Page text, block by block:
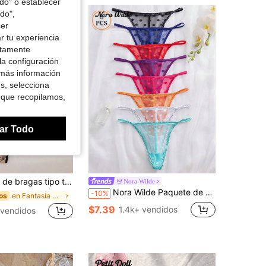
cómodas con borde de encaje en unicolor para mujer
en Fantasía moderna Tangas de mujer
Nora Wilde
-10% Nora Wilde Paquete de 8 piezas de bragas tipo tanga cómodas y elegantes en multicolor, lencería sexy para mujer
$7.39 1.4k+ vendidos
tu experiencia
configuración
información
selecciona
recopilamos,
Todo